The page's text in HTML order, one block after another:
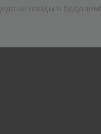
плоды в будущем!